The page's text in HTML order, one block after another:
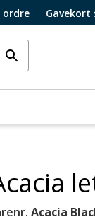
ordre Gavekort
Acacia